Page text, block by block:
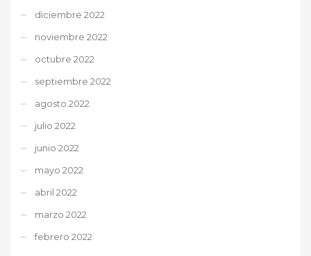
diciembre 2022
noviembre 2022
octubre 2022
septiembre 2022
agosto 2022
julio 2022
junio 2022
mayo 2022
abril 2022
marzo 2022
febrero 2022